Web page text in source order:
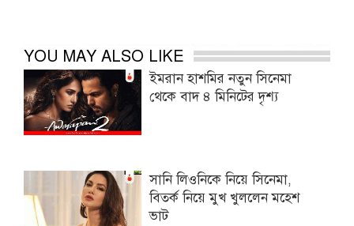
YOU MAY ALSO LIKE
ইমরান হাশমির নতুন সিনেমা
থেকে বাদ ৪ মিনিটের দৃশ্য
সানি লিওনিকে নিয়ে সিনেমা,
বিতর্ক নিয়ে মুখ খুললেন মহেশ
ভাট